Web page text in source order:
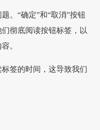
。“确定”和“取消”按钮
彻底阅读按钮标签，以
。
签的时间，这导致我们